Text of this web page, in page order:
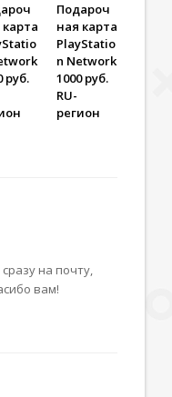
руб.
Подароч
ная карта
PlayStatio
n Network
1000 руб.
RU-
регион
на почту,
вам!